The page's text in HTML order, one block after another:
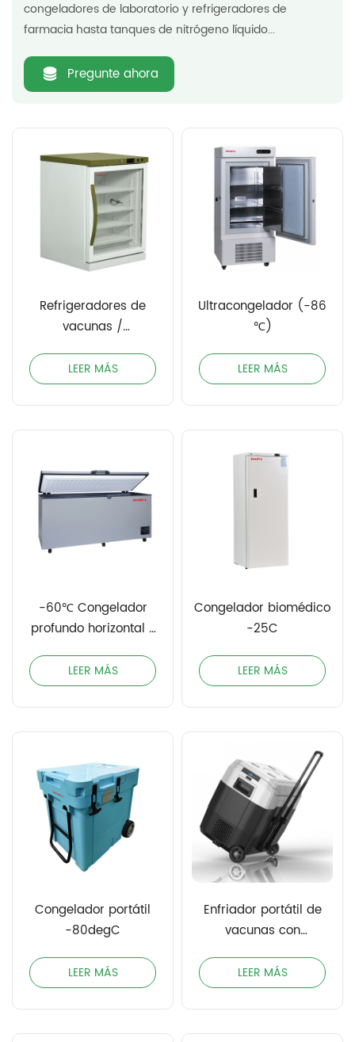
congeladores de laboratorio y refrigeradores de
farmacia hasta tanques de nitrógeno líquido...
Pregunte ahora
Refrigeradores de
vacunas /
doble sensores
LEER MÁS
Ultracongelador (-86
℃)
LEER MÁS
-60℃ Congelador
profundo horizontal /
LEER MÁS
Congelador biomédico
-25C
LEER MÁS
Congelador portátil
-80degC
LEER MÁS
Enfriador portátil de
vacunas con
LEER MÁS